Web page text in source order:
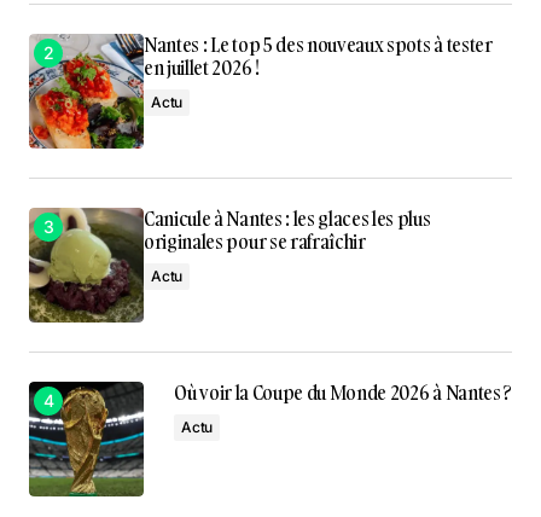
Nantes : Le top 5 des nouveaux spots à tester
en juillet 2026 !
Actu
Canicule à Nantes : les glaces les plus
originales pour se rafraîchir
Actu
Où voir la Coupe du Monde 2026 à Nantes ?
Actu